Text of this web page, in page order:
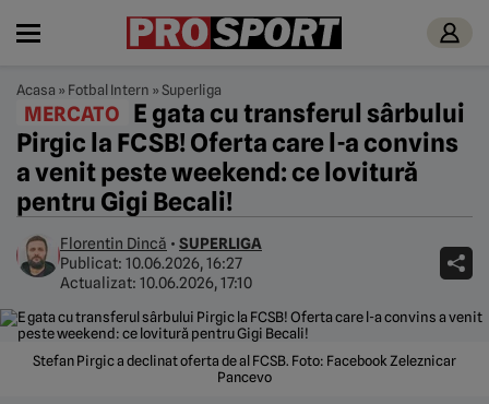
Acasa » Fotbal Intern »Superliga
MERCATO
E gata cu transferul sârbului
Pirgic la FCSB! Oferta care l-a convins
a venit peste weekend: ce lovitură
pentru Gigi Becali!
Florentin Dincă • SUPERLIGA
Publicat: 10.06.2026, 16:27
Actualizat: 10.06.2026, 17:10
Stefan Pirgic a declinat oferta de al FCSB. Foto: Facebook Zeleznicar
Pancevo